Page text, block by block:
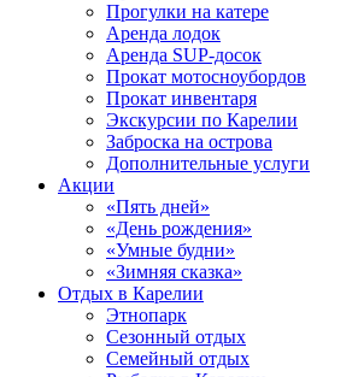
Прогулки на катере
Аренда лодок
Аренда SUP-досок
Прокат мотосноубордов
Прокат инвентаря
Экскурсии по Карелии
Заброска на острова
Дополнительные услуги
Акции
«Пять дней»
«День рождения»
«Умные будни»
«Зимняя сказка»
Отдых в Карелии
Этнопарк
Сезонный отдых
Семейный отдых